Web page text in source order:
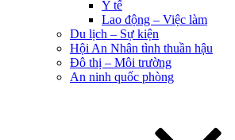
Y tế
Lao động – Việc làm
Du lịch – Sự kiện
Hội An Nhân tình thuần hậu
Đô thị – Môi trường
An ninh quốc phòng